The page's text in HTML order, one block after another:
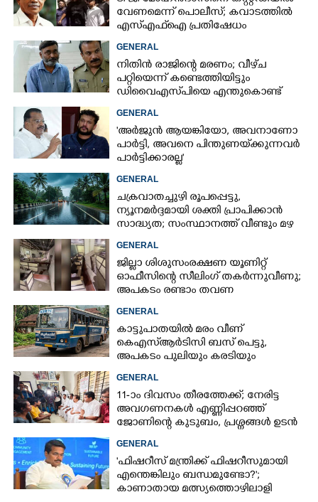
വേണമെന്ന് പൊലീസ്; കവാടത്തിൽ
എസ്എഫ്ഐ പ്രതിഷേധം
GENERAL
നിതിൻ രാജിന്റെ മരണം; വീഴ്‌ച
പറ്റിയെന്ന് കണ്ടെത്തിയിട്ടും
ഡിവൈഎസ്‌പിയെ എന്തുകൊണ്ട്
ഹൈക്കോടതി
GENERAL
'അർജുൻ ആയങ്കിയോ, അവനാണോ
പാർട്ടി, അവനെ പിന്തുണയ്‌ക്കുന്നവർ
പാർട്ടിക്കാരല്ല'
GENERAL
ചക്രവാതച്ചുഴി രൂപപ്പെട്ടു,
ന്യൂനമർദ്ദമായി ശക്തി പ്രാപിക്കാൻ
സാദ്ധ്യത; സംസ്ഥാനത്ത് വീണ്ടും മഴ
GENERAL
ജില്ലാ ശിശുസംരക്ഷണ യൂണിറ്റ്
ഓഫീസിന്റെ സീലിംഗ് തകർന്നുവീണു;
അപകടം രണ്ടാം തവണ
GENERAL
കാട്ടുപാതയിൽ മരം വീണ്
കെഎസ്‌ആർടിസി ബസ് പെട്ടു,
അപകടം പുലിയും കരടിയും
GENERAL
11-ാം ദിവസം തീരത്തേക്ക്; നേരിട്ട
അവഗണനകൾ എണ്ണിപ്പറഞ്ഞ്
ജോണിന്റെ കുടുബം,​ പ്രശ്നങ്ങൾ ഉടൻ
GENERAL
'ഫിഷറീസ് മന്ത്രിക്ക് ഫിഷറീസുമായി
എന്തെങ്കിലും ബന്ധമുണ്ടോ?';
കാണാതായ മത്സ്യത്തൊഴിലാളി